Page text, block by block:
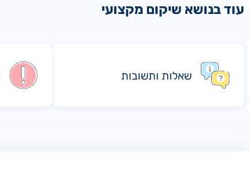
עוד בנושא שיקום מקצועי
שאלות ותשובות